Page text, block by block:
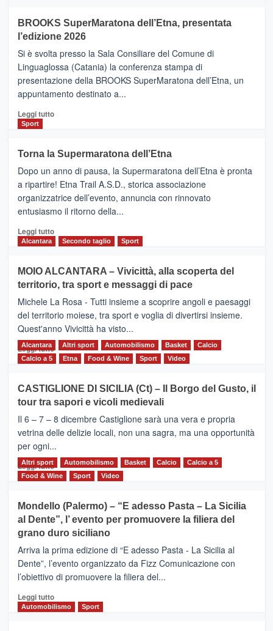
con
la
Al
via
i
collegamenti
BROOKS SuperMaratona dell’Etna, presentata
l’edizione 2026
Si è svolta presso la Sala Consiliare del Comune di
Linguaglossa (Catania) la conferenza stampa di
presentazione della BROOKS SuperMaratona dell’Etna, un
appuntamento destinato a...
Leggi tuttoLeggi
BROOKS
SuperMaratona
dell’Etna,
presentata
l’edizione
2026
Sport
Torna la Supermaratona dell’Etna
Dopo un anno di pausa, la Supermaratona dell’Etna è pronta
a ripartire! Etna Trail A.S.D., storica associazione
organizzatrice dell’evento, annuncia con rinnovato
entusiasmo il ritorno della...
Leggi tuttoLeggi
Torna
la
Supermaratona
dell’Etna
Alcantara Secondo taglio Sport
MOIO ALCANTARA – Vivicittà, alla scoperta del
territorio, tra sport e messaggi di pace
Michele La Rosa - Tutti insieme a scoprire angoli e paesaggi
del territorio moiese, tra sport e voglia di divertirsi insieme.
Quest'anno Vivicittà ha visto...
Leggi tutto Leggi
MOIO
ALCANTARA
–
Vivicittà,
alla
scoperta
del
territorio,
e
messaggi
di
Alcantara Altri sport Automobilismo Basket
Calcio
Calcio a 5
Etna Food & Wine Sport Video
CASTIGLIONE DI SICILIA (Ct) – Il Borgo del Gusto, il
tour tra sapori e vicoli medievali
Il 6 – 7 – 8 dicembre Castiglione sarà una vera e propria
vetrina delle delizie locali, non una sagra, ma una opportunità
per ogni...
Leggi tuttoLeggi
di
CASTIGLIONE
DI
SICILIA
(Ct)
–
Il
Borgo
Gusto,
il
Altri sport Automobilismo Basket Calcio
Calcio a 5
Food & Wine
Sport Video
Mondello (Palermo) – “E adesso Pasta – La Sicilia
al Dente”, l’ evento per promuovere la filiera del
grano duro siciliano
Arriva la prima edizione di “E adesso Pasta - La Sicilia al
Dente”, l’evento organizzato da Fizz Comunicazione con
l’obiettivo di promuovere la filiera del...
Leggi tuttoLeggi
di
Automobilismo Sport